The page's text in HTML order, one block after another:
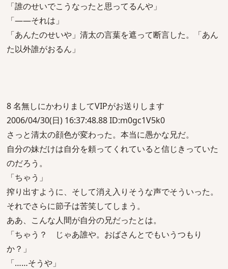
「誰のせいでこうなったと思ってるんや」
「――それは」
「あんたのせいや」清太の言葉を遮って断言した。「あん
た以外誰がおるん」
8 名無しにかわりましてVIPがお送りします
2006/04/30(日) 16:37:48.88 ID:m0gc1V5k0
さっと清太の顔色が変わった。本当に愚かな兄だ。
自分の妹だけは自分を頼ってくれていると信じきっていた
のだろう。
「ちゃう」
搾り出すように、そして消え入りそうな声でそういった。
それでさらに節子は苦笑してしまう。
ああ、こんな人間が自分の兄だったとは。
「ちゃう？ じゃあ誰や。おばさんとでもいうつもり
か？」
「……そうや」